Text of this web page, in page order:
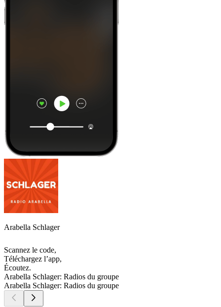
Arabella Schlager
Scannez le code,
Téléchargez l’app,
Écoutez.
Arabella Schlager: Radios du groupe
Arabella Schlager: Radios du groupe